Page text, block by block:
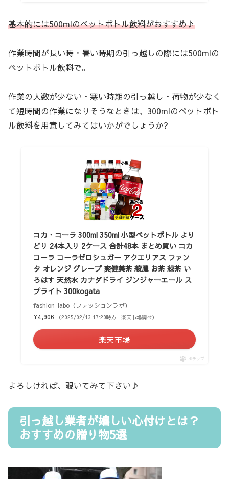
基本的には500mlのペットボトル飲料がおすすめ♪
作業時間が長い時・暑い時期の引っ越しの際には500mlの
ペットボトル飲料で。
作業の人数が少ない・寒い時期の引っ越し・荷物が少なく
て短時間の作業になりそうなときは、300mlのペットボト
ル飲料を用意してみてはいかがでしょうか?
コカ・コーラ 300ml 350ml 小型ペットボトル より
どり 24本入り 2ケース 合計48本 まとめ買い コカ
コーラ コーラゼロシュガー アクエリアス ファン
タ オレンジ グレープ 爽健美茶 綾鷹 お茶 緑茶 い
ろはす 天然水 カナダドライ ジンジャーエール ス
プライト 300kogata
fashion-labo（ファッションラボ）
¥4,906
（2025/02/13 17:20時点 | 楽天市場調べ）
楽天市場
ポチップ
よろしければ、覗いてみて下さい♪
引っ越し業者が嬉しい心付けとは？
おすすめの贈り物5選